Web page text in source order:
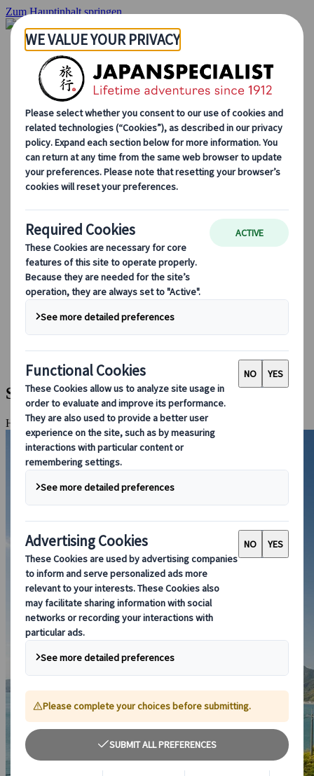
Zum Hauptinhalt springen
Startseite
Rundreisen
Individuelle Reisen
Gruppenreisen
Selbstfahrerreisen
Ausflüge
Massgeschneiderte Gruppenreisen
Japan Rail Pass
Wie wir arbeiten
Über uns
Treffen Sie unser Team
Werden Sie Teil unseres Teams
Saisonale Reisetipps
Highlights des Reiseziels
Kulturelle Einblicke
Kulinarische Erlebnisse
Entdecke Japan mit dem Zug
Häufig gestellte Fragen
Wichtige Informationen
Etikette in Japan
Autofahren in Japan
Bei uns buchen
Japan Rail Pass
Unterkunft
Online-Beratung
Shimanami Velotour
Hiroshima, Onomichi, Matsuyama, Insel Ikuchi